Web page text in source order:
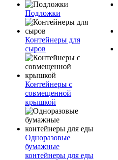
Подложки
Контейнеры для
сыров
Контейнеры с
совмещенной
крышкой
Одноразовые
бумажные
контейнеры для еды